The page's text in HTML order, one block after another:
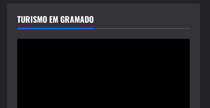
TURISMO EM GRAMADO